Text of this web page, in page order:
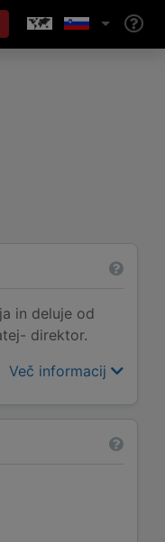
in deluje od
direktor.
Več informacij